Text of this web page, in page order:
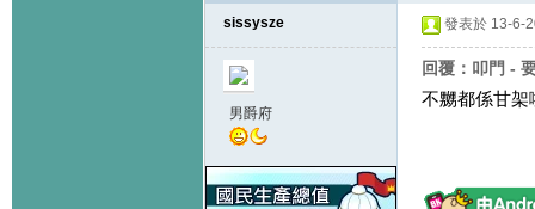
sissysze
男爵府
發表於 13-6-
回覆：叩門 -
不嬲都係甘架